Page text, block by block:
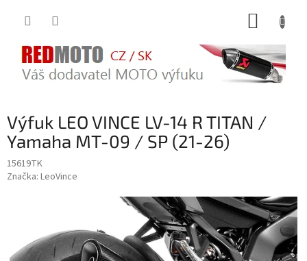
Výfuk LEO VINCE LV-14 R TITAN /
Yamaha MT-09 / SP (21-26)
15619TK
Značka: LeoVince